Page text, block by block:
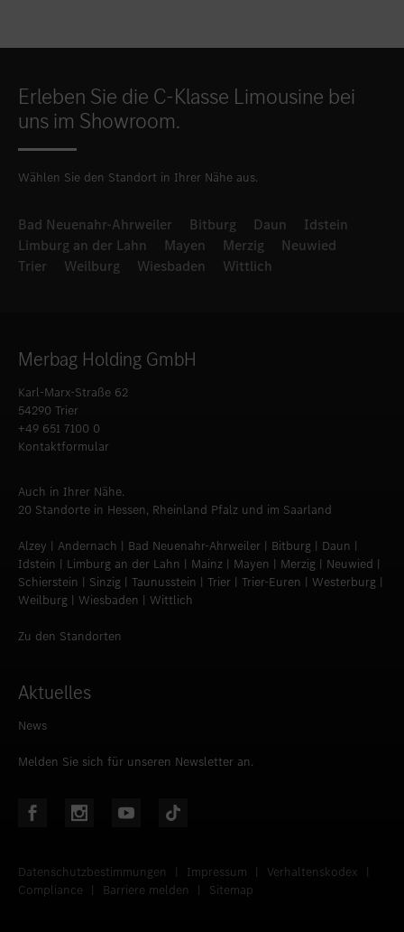
Erleben Sie die C-Klasse Limousine bei
uns im Showroom.
Wählen Sie den Standort in Ihrer Nähe aus.
Bad Neuenahr-Ahrweiler Bitburg Daun
Idstein
Limburg an der Lahn
Mayen Merzig
Neuwied
Trier
Weilburg Wiesbaden Wittlich
Merbag Holding GmbH
Karl-Marx-Straße 62
54290 Trier
+49 651 7100 0
Kontaktformular
Auch in Ihrer Nähe.
20 Standorte in Hessen, Rheinland Pfalz und im Saarland
Alzey | Andernach | Bad Neuenahr-Ahrweiler | Bitburg | Daun |
Idstein | Limburg an der Lahn | Mainz | Mayen | Merzig | Neuwied |
Schierstein | Sinzig | Taunusstein | Trier | Trier-Euren | Westerburg |
Weilburg | Wiesbaden | Wittlich
Zu den Standorten
Aktuelles
News
Melden Sie sich für unseren Newsletter an.
Datenschutzbestimmungen | Impressum | Verhaltenskodex |
Compliance | Barriere melden | Sitemap